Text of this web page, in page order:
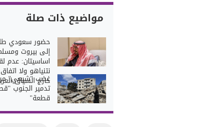
مواضيع ذات صلة
حضور سعودي
إلى بيروت
اساسيتان: عدم
نتنياهو ولا
خارج السياق
غضب "شيعي"
تدمير الجنوب
قطعة"